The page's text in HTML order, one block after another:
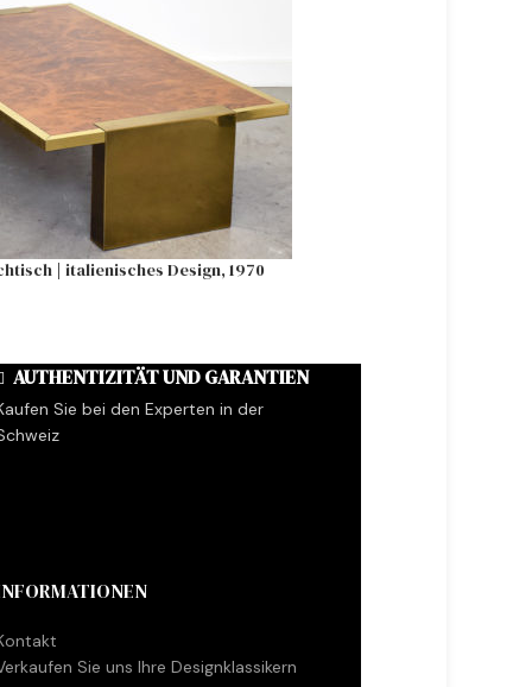
| italienisches Design, 1970
AUTHENTIZITÄT UND GARANTIEN
Sie bei den Experten in der
Sie uns Ihre Designklassikern